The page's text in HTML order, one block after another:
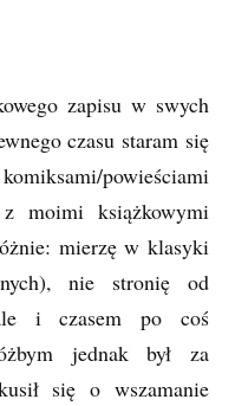
zapisu w swych
czasu staram się
powieściami
moimi książkowymi
mierzę w klasyki
nie stronię od
ale i czasem po coś
jednak był za
się o wszamanie